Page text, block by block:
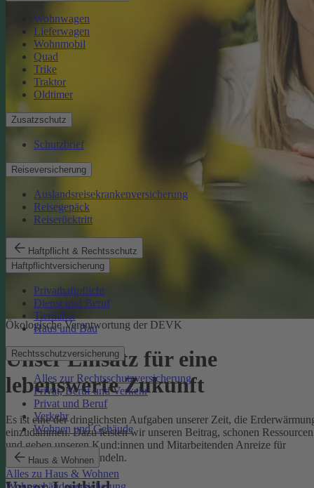
Wohnwagen
Lieferwagen
Wohnmobil
Quad
Trike
Traktor
Oldtimer
Zusatzschutz
Schutzbrief
Reiseversicherung
Auslandsreisekrankenversicherung
Reisegepäck
Reiserücktritt
Haftpflicht & Rechtsschutz
Haftpflichtversicherung
Privathaftpflicht
Dienst und Beruf
Tierhalter
Haus und Bau
Rechtsschutzversicherung
Alles zur Rechtsschutzversicherung
Privat, Beruf und Verkehr
Privat und Beruf
Verkehr
Wohnen und Gebäude
Haus & Wohnen
Alles zu Haus & Wohnen
Ökologische Verantwortung der DEVK
Unser Einsatz für eine
lebenswerte Zukunft
Es ist eine der dringlichsten Aufgaben unserer Zeit, die
einzudämmen. Dazu leisten wir unseren Beitrag, schonen Ressourcen
und geben unseren Kund:innen und Mitarbeitenden Anreize für
umweltbewusstes Handeln.